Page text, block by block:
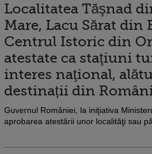
Localitatea Tăşnad
Mare, Lacu Sărat din
Centrul Istoric din
atestate ca staţiuni
interes naţional,
destinații din
Guvernul României, la iniţiativa
aprobarea atestării unor localităţi sau